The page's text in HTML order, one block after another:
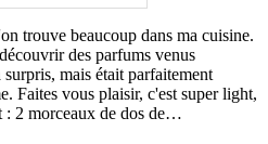
trouve beaucoup dans ma cuisine.
des parfums venus
mais était parfaitement
Faites vous plaisir, c'est super light,
: 2 morceaux de dos de…